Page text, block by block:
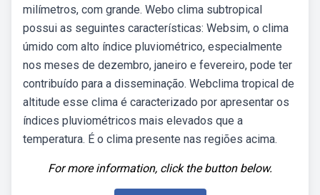
milímetros, com grande. Webo clima subtropical
possui as seguintes características: Websim, o clima
úmido com alto índice pluviométrico, especialmente
nos meses de dezembro, janeiro e fevereiro, pode ter
contribuído para a disseminação. Webclima tropical de
altitude esse clima é caracterizado por apresentar os
índices pluviométricos mais elevados que a
temperatura. É o clima presente nas regiões acima.
For more information, click the button below.